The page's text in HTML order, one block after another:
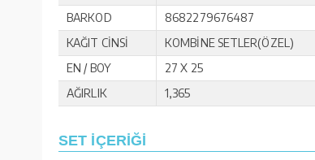
BARKOD
8682279676487
KAĞIT CİNSİ
KOMBİNE SETLER(ÖZEL)
EN / BOY
27 X 25
AĞIRLIK
1,365
SET İÇERİĞİ